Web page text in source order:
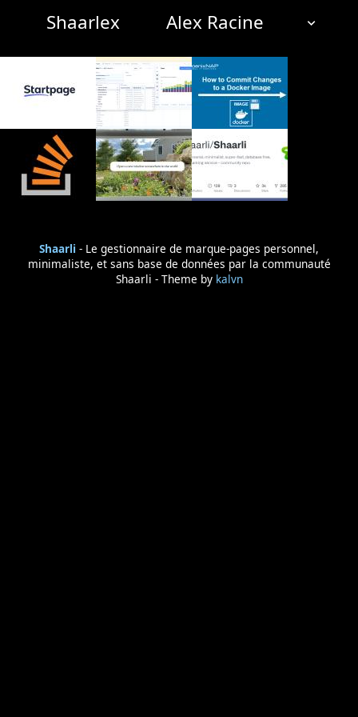
Shaarlex Alex Racine
NUAGE DE TAGS
QUOTIDIEN RECHERCHER
Shaarli - Le gestionnaire de marque-pages personnel,
minimaliste, et sans base de données par la communauté
Shaarli - Theme by kalvn